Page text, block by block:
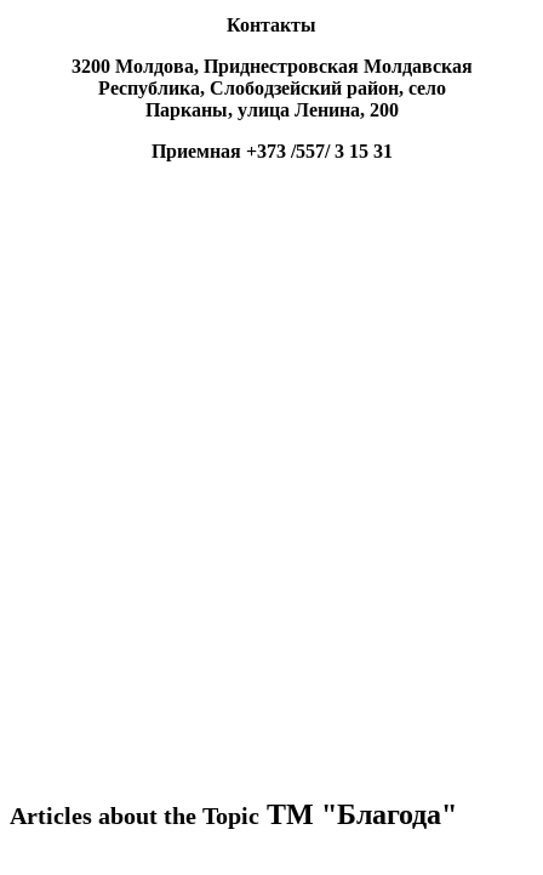
Контакты
3200 Молдова, Приднестровская Молдавская
Республика, Слободзейский район, село
Парканы, улица Ленина, 200
Приемная +373 /557/ 3 15 31
Articles about the Topic ТМ "Благода"